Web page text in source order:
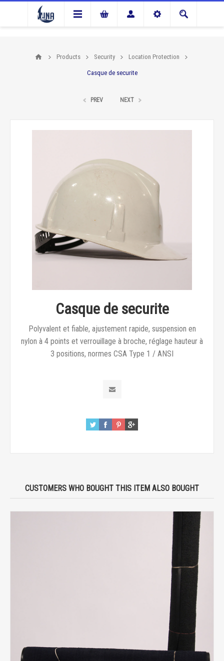
Products Security Location Protection
Casque de securite
PREV NEXT
Casque de securite
Polyvalent et fiable, ajustement rapide, suspension en
nylon à 4 points et verrouillage à broche, réglage hauteur à
3 positions, normes CSA Type 1 / ANSI
CUSTOMERS WHO BOUGHT THIS ITEM ALSO BOUGHT